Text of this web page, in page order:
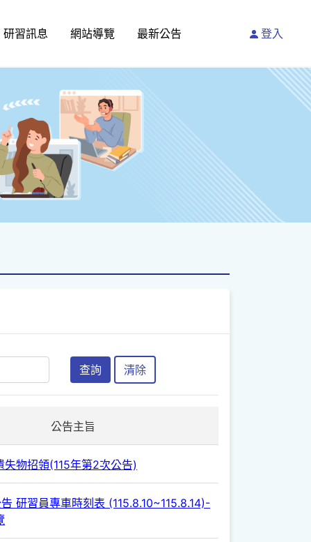
研習訊息 網站導覽 最新公告 登入
查詢 清除
公告主旨
失物招領(115年第2次公告)
研習員專車時刻表 (115.8.10~115.8.14)-